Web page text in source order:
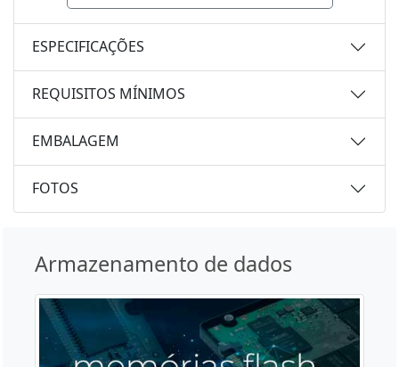
ESPECIFICAÇÕES
REQUISITOS MÍNIMOS
EMBALAGEM
FOTOS
Armazenamento de dados